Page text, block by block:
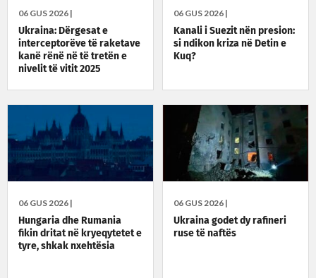
06 GUS 2026 |
Ukraina: Dërgesat e
interceptorëve të raketave
kanë rënë në të tretën e
nivelit të vitit 2025
06 GUS 2026 |
Kanali i Suezit nën presion:
si ndikon kriza në Detin e
Kuq?
06 GUS 2026 |
Hungaria dhe Rumania
fikin dritat në kryeqytetet e
tyre, shkak nxehtësia
06 GUS 2026 |
Ukraina godet dy rafineri
ruse të naftës